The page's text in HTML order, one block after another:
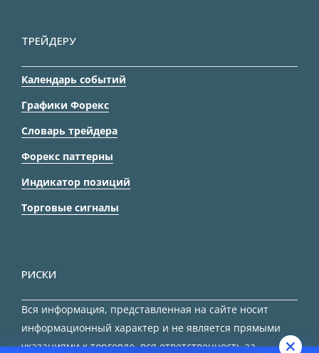
ТРЕЙДЕРУ
Календарь событий
Графики Форекс
Словарь трейдера
Форекс паттерны
Индикатор позиций
Торговые сигналы
РИСКИ
Вся информация, представленная на сайте носит
информационный характер и не является прямыми
указаниями к торговле, вся ответственность за